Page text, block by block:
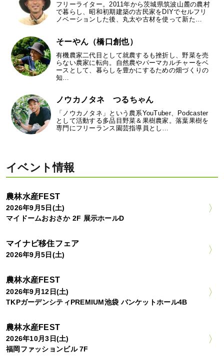
フリーライター。2011年から茨城県筑波山麓の農村
で暮らし、昭和初期建築の古民家をDIYでセルフリ
ノベーションした後、丸太や古材を使って新た…
そーやん（橋口創也）
有機農家二代目として就農するも挫折し、野菜を売
らない農家に転向。自然農やパーマカルチャーをベ
ースとして、暮らしを豊かにするための畑づくりの
知…
ノウカノタネ つるちゃん
「ノウカノタネ」という農系YouTuber、Podcaster
として活動する多品目野菜＆果樹農家。落葉果樹を
専門にフリーランス園芸指導員とし…
イベント情報
農林水産FEST
2026年9月5日(土)
マイドームおおさか 2F 展示ホールD
マイナビ移住フェア
2026年9月5日(土)
農林水産FEST
2026年9月12日(土)
TKPガーデンシティPREMIUM池袋 バンケットホール4B
農林水産FEST
2026年10月3日(土)
福岡ファッションビル 7F